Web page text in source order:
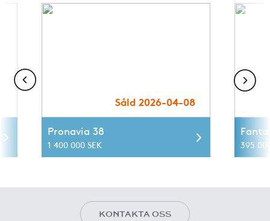
Såld 2026-04-08
Pronavia 38
1 400 000 SEK 395
KONTAKTA OSS